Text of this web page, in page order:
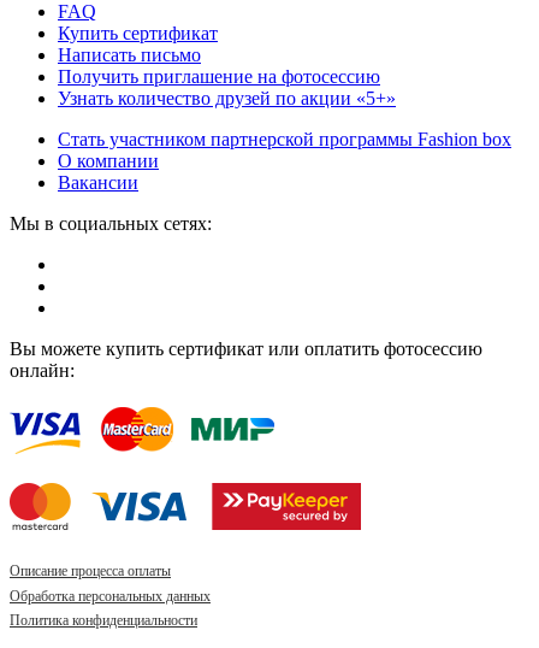
FAQ
Купить сертификат
Написать письмо
Получить приглашение на фотосессию
Узнать количество друзей по акции «5+»
Стать участником партнерской программы Fashion box
О компании
Вакансии
Мы в социальных сетях:
Вы можете купить сертификат или оплатить фотосессию
онлайн:
Описание процесса оплаты
Обработка персональных данных
Политика конфиденциальности